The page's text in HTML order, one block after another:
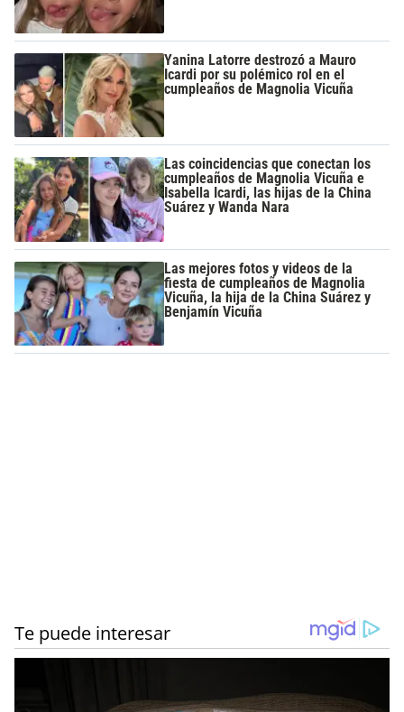
Yanina Latorre destrozó a Mauro
Icardi por su polémico rol en el
cumpleaños de Magnolia Vicuña
Las coincidencias que conectan los
cumpleaños de Magnolia Vicuña e
Isabella Icardi, las hijas de la China
Suárez y Wanda Nara
Las mejores fotos y videos de la
fiesta de cumpleaños de Magnolia
Vicuña, la hija de la China Suárez y
Benjamín Vicuña